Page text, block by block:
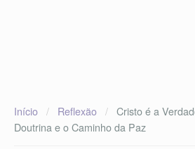
Início / Reflexão / Cristo é a
Doutrina e o Caminho da Paz